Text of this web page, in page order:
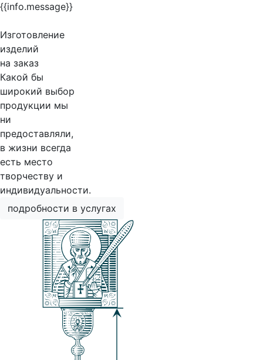
{{info.message}}
Изготовление
изделий
на заказ
Какой бы
широкий выбор
продукции мы
ни
предоставляли,
в жизни всегда
есть место
творчеству и
индивидуальности.
подробности в услугах